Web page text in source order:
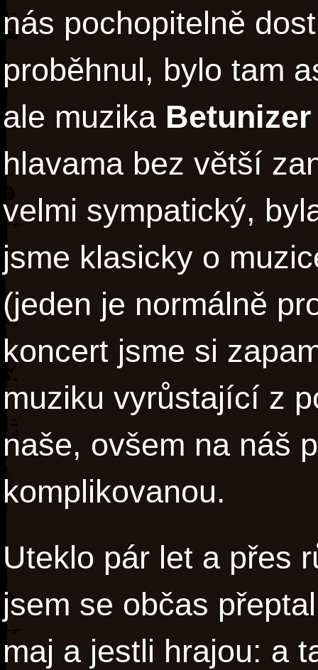
nás pochopitelně
proběhnul, bylo tam
ale muzika Betunizer
hlavama bez větší
velmi sympatický,
jsme klasicky o
(jeden je normálně
koncert jsme si
muziku vyrůstající z
naše, ovšem na náš
komplikovanou.
Uteklo pár let a přes
jsem se občas
maj a jestli hrajou: a